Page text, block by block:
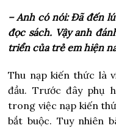
– Anh có nói: Đã đến
đọc sách. Vậy anh
triển của trẻ em hiện
Thu nạp kiến thức là
đầu. Trước đây phụ
trong việc nạp kiến
bắt buộc. Tuy nhiên